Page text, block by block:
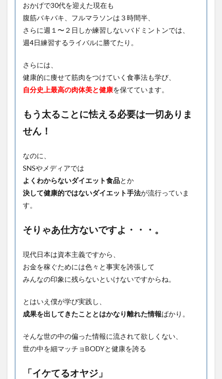
おかげで30代を迎えた現在も
腹筋バキバキ、フルマラソンは３時間半、
さらに週１〜２日しか練習しないバドミントンでは、
週4日練習するライバルに勝てたり。
さらには、
健康的に痩せて筋肉をつけていく食事法も学び、
自分史上最高の肉体美と健康を保てています。
もう太ることに怯える必要は一切ありま
せん！
なのに、
SNSやメディアでは
よくわからないダイエット食品とか
決して健康的ではないダイエット手法が流行っていま
す。
そりゃあ仕方ないですよ・・・。
現代日本は資本主義ですから、
お金を稼ぐためには色々と事実を誇張して
みんなの印象に残らないといけないですからね。
とはいえ僕が学び実践し、
成果を出してきたこととはかなり離れた情報ばかり。
そんな世の中の偏った情報に流されて欲しくない、
世の中を細マッチョBODYと健康を誇る
「イケてるオヤジ」